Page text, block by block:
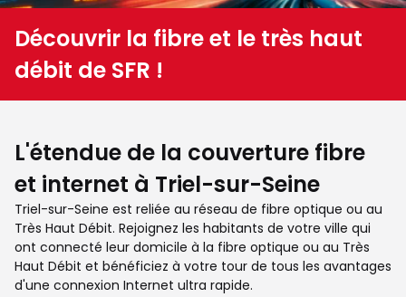
Découvrir la fibre et le très haut
débit de SFR !
L'étendue de la couverture fibre
et internet à Triel-sur-Seine
Triel-sur-Seine est reliée au réseau de fibre optique ou au
Très Haut Débit. Rejoignez les habitants de votre ville qui
ont connecté leur domicile à la fibre optique ou au Très
Haut Débit et bénéficiez à votre tour de tous les avantages
d'une connexion Internet ultra rapide.